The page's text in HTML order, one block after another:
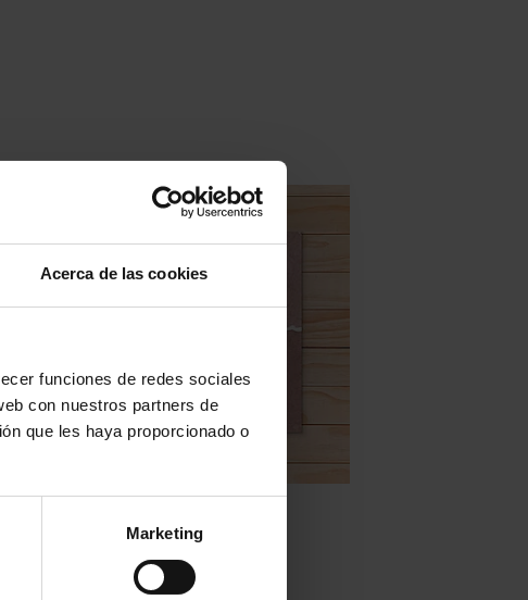
Acerca de las cookies
funciones de redes sociales
con nuestros partners de
que les haya proporcionado o
Marketing
Mod. ZC209 – 10×10
READ MORE